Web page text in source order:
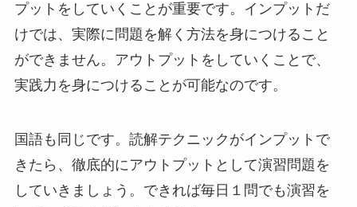
プットをしていくことが重要です。インプットだ
けでは、実際に問題を解く方法を身につけること
ができません。アウトプットをしていくことで、
実践力を身につけることが可能なのです。
国語も同じです。読解テクニックがインプットで
きたら、徹底的にアウトプットとして演習問題を
していきましょう。できれば毎日１問でも演習を